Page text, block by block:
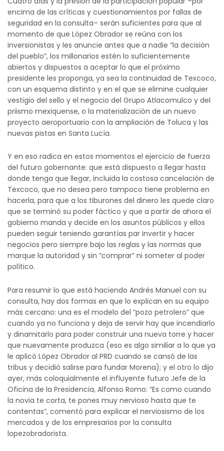
encima de las críticas y cuestionamientos por fallas de
seguridad en la consulta– serán suficientes para que al
momento de que López Obrador se reúna con los
inversionistas y les anuncie antes que a nadie “la decisión
del pueblo”, los millonarios estén lo suficientemente
abiertos y dispuestos a aceptar lo que el próximo
presidente les proponga, ya sea la continuidad de Texcoco,
con un esquema distinto y en el que se elimine cualquier
vestigio del sello y el negocio del Grupo Atlacomulco y del
priismo mexiquense, o la materialización de un nuevo
proyecto aeroportuario con la ampliación de Toluca y las
nuevas pistas en Santa Lucía.
Y en eso radica en estos momentos el ejercicio de fuerza
del futuro gobernante: que está dispuesto a llegar hasta
donde tenga que llegar, incluida la costosa cancelación de
Texcoco, que no desea pero tampoco tiene problema en
hacerla, para que a los tiburones del dinero les quede claro
que se terminó su poder fáctico y que a partir de ahora el
gobierno manda y decide en los asuntos públicos y ellos
pueden seguir teniendo garantías par invertir y hacer
negocios pero siempre bajo las reglas y las normas que
marque la autoridad y sin “comprar” ni someter al poder
político.
Para resumir lo que está haciendo Andrés Manuel con su
consulta, hay dos formas en que lo explican en su equipo
más cercano: una es el modelo del “pozo petrolero” que
cuando ya no funciona y deja de servir hay que incendiarlo
y dinamitarlo para poder construir una nueva torre y hacer
que nuevamente produzca (eso es algo similiar a lo que ya
le aplicó López Obrador al PRD cuando se cansó de las
tribus y decidió salirse para fundar Morena); y el otro lo dijo
ayer, más coloquialmente el influyente futuro Jefe de la
Oficina de la Presidencia, Alfonso Romo: “Es como cuando
la novia te corta, te pones muy nervioso hasta que te
contentas”, comentó para explicar el nerviosismo de los
mercados y de los empresarios por la consulta
lopezobradorista.